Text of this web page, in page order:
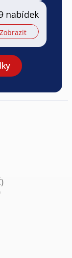
nabídek
Zobrazit